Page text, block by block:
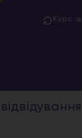
Курс :